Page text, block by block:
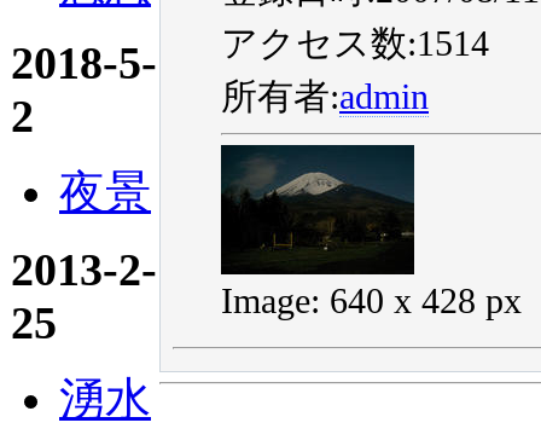
2018-5-
2
夜景
2013-2-
25
湧水
アクセス数:1514
所有者:admin
Image: 640 x 428 px